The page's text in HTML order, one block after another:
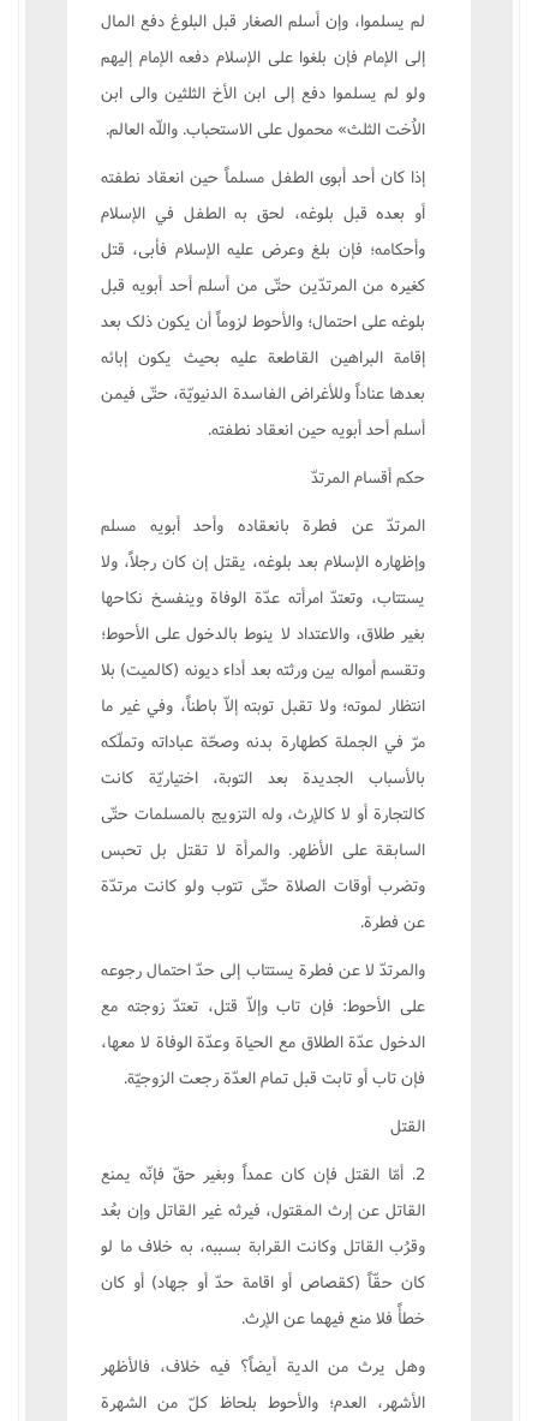
لم يسلموا، وإن أسلم الصغار قبل البلوغ دفع المال
إلى الإمام فإن بلغوا على الإسلام دفعه الإمام إليهم
ولو لم يسلموا دفع إلى ابن الأخ الثلثين والى ابن
الاُخت الثلث» محمول على الاستحباب. واللّه العالم.
إذا کان أحد أبوى الطفل مسلماً حين انعقاد نطفته
أو بعده قبل بلوغه، لحق به الطفل في الإسلام
وأحکامه؛ فإن بلغ وعرض عليه الإسلام فأبى، قتل
کغيره من المرتدّين حتّى من أسلم أحد أبويه قبل
بلوغه على احتمال؛ والأحوط لزوماً أن يکون ذلک بعد
إقامة البراهين القاطعة عليه بحيث يکون إبائه
بعدها عناداً وللأغراض الفاسدة الدنيويّة، حتّى فيمن
أسلم أحد أبويه حين انعقاد نطفته.
حکم أقسام المرتدّ
المرتدّ عن فطرة بانعقاده وأحد أبويه مسلم
وإظهاره الإسلام بعد بلوغه، يقتل إن کان رجلاً، ولا
يستتاب، وتعتدّ امرأته عدّة الوفاة وينفسخ نکاحها
بغير طلاق، والاعتداد لا ينوط بالدخول على الأحوط؛
وتقسم أمواله بين ورثته بعد أداء ديونه (کالميت) بلا
انتظار لموته؛ ولا تقبل توبته إلاّ باطناً، وفي غير ما
مرّ في الجملة کطهارة بدنه وصحّة عباداته وتملّکه
بالأسباب الجديدة بعد التوبة، اختياريّة کانت
کالتجارة أو لا کالإرث، وله التزويج بالمسلمات حتّى
السابقة على الأظهر. والمرأة لا تقتل بل تحبس
وتضرب أوقات الصلاة حتّى تتوب ولو کانت مرتدّة
عن فطرة.
والمرتدّ لا عن فطرة يستتاب إلى حدّ احتمال رجوعه
على الأحوط: فإن تاب وإلاّ قتل، تعتدّ زوجته مع
الدخول عدّة الطلاق مع الحياة وعدّة الوفاة لا معها،
فإن تاب أو تابت قبل تمام العدّة رجعت الزوجيّة.
القتل
2. أمّا القتل فإن کان عمداً وبغير حقّ فإنّه يمنع
القاتل عن إرث المقتول، فيرثه غير القاتل وإن بعُد
وقرُب القاتل وکانت القرابة بسببه، به خلاف ما لو
کان حقّاً (کقصاص أو اقامة حدّ أو جهاد) أو کان
خطأً فلا منع فيهما عن الإرث.
وهل يرث من الدية أيضاً؟ فيه خلاف، فالأظهر
الأشهر، العدم؛ والأحوط بلحاظ کلّ من الشهرة